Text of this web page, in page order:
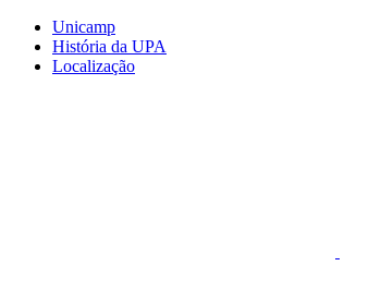
Conteúdo principal
Unicamp
História da UPA
Localização